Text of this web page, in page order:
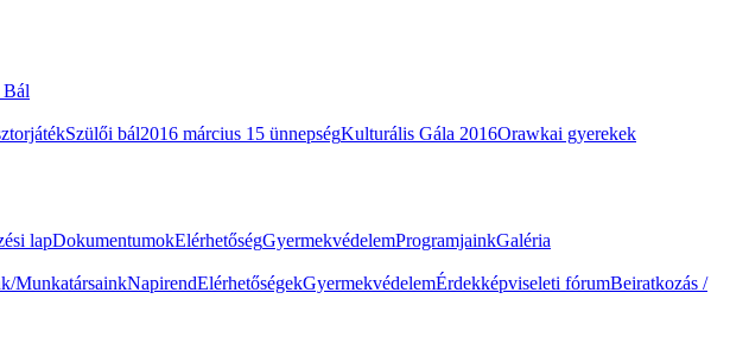
Bál
Szülői bál2016 március 15 ünnepségKulturális Gála 2016Orawkai gyerekek
lapDokumentumokElérhetőségGyermekvédelemProgramjainkGaléria
MunkatársainkNapirendElérhetőségekGyermekvédelemÉrdekképviseleti fórumBeiratkozás /